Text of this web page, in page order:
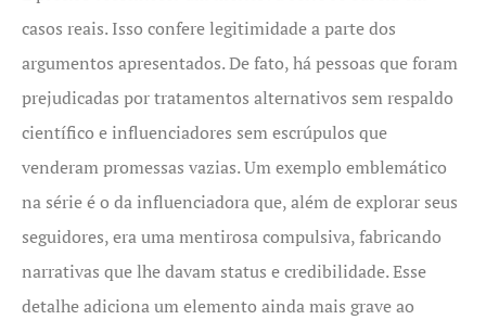
casos reais. Isso confere legitimidade a parte dos
argumentos apresentados. De fato, há pessoas que foram
prejudicadas por tratamentos alternativos sem respaldo
científico e influenciadores sem escrúpulos que
venderam promessas vazias. Um exemplo emblemático
na série é o da influenciadora que, além de explorar seus
seguidores, era uma mentirosa compulsiva, fabricando
narrativas que lhe davam status e credibilidade. Esse
detalhe adiciona um elemento ainda mais grave ao